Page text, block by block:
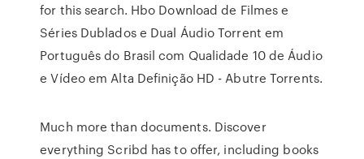
for this search. Hbo Download de Filmes e
Séries Dublados e Dual Áudio Torrent em
Português do Brasil com Qualidade 10 de Áudio
e Vídeo em Alta Definição HD - Abutre Torrents.
Much more than documents. Discover
everything Scribd has to offer, including books